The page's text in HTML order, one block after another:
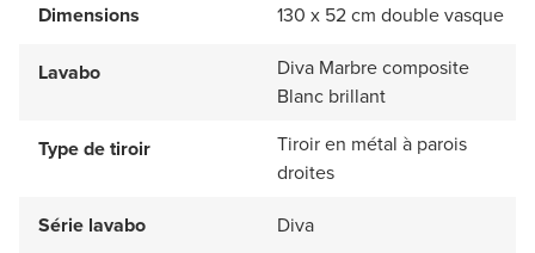
Dimensions 130 x 52 cm double vasque
Lavabo
Diva Marbre composite
Blanc brillant
Type de tiroir
Tiroir en métal à parois
droites
Série lavabo
Diva